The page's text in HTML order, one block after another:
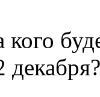
кого
декабря?